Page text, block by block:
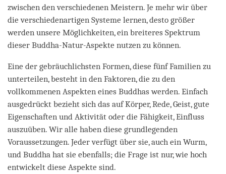
zwischen den verschiedenen Meistern. Je mehr wir über
die verschiedenartigen Systeme lernen, desto größer
werden unsere Möglichkeiten, ein breiteres Spektrum
dieser Buddha-Natur-Aspekte nutzen zu können.
Eine der gebräuchlichsten Formen, diese fünf Familien zu
unterteilen, besteht in den Faktoren, die zu den
vollkommenen Aspekten eines Buddhas werden. Einfach
ausgedrückt bezieht sich das auf Körper, Rede, Geist, gute
Eigenschaften und Aktivität oder die Fähigkeit, Einfluss
auszuüben. Wir alle haben diese grundlegenden
Voraussetzungen. Jeder verfügt über sie, auch ein Wurm,
und Buddha hat sie ebenfalls; die Frage ist nur, wie hoch
entwickelt diese Aspekte sind.